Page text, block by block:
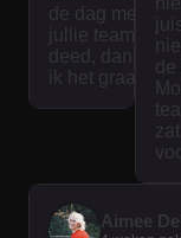
de dag met
jullie team
deed, dan lees
ik het graag.
ht
ef.
tijd
de
Aimee